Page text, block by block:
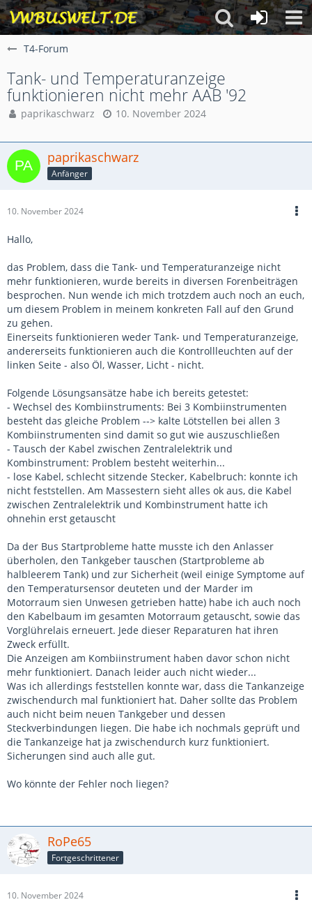
T4-Forum
Tank- und Temperaturanzeige
funktionieren nicht mehr AAB '92
paprikaschwarz 10. November 2024
paprikaschwarz
Anfänger
10. November 2024
Hallo,
das Problem, dass die Tank- und Temperaturanzeige nicht
mehr funktionieren, wurde bereits in diversen Forenbeiträgen
besprochen. Nun wende ich mich trotzdem auch noch an euch,
um diesem Problem in meinem konkreten Fall auf den Grund
zu gehen.
Einerseits funktionieren weder Tank- und Temperaturanzeige,
andererseits funktionieren auch die Kontrollleuchten auf der
linken Seite - also Öl, Wasser, Licht - nicht.
Folgende Lösungsansätze habe ich bereits getestet:
- Wechsel des Kombiinstruments: Bei 3 Kombiinstrumenten
besteht das gleiche Problem --> kalte Lötstellen bei allen 3
Kombiinstrumenten sind damit so gut wie auszuschließen
- Tausch der Kabel zwischen Zentralelektrik und
Kombinstrument: Problem besteht weiterhin...
- lose Kabel, schlecht sitzende Stecker, Kabelbruch: konnte ich
nicht feststellen. Am Massestern sieht alles ok aus, die Kabel
zwischen Zentralelektrik und Kombinstrument hatte ich
ohnehin erst getauscht
Da der Bus Startprobleme hatte musste ich den Anlasser
überholen, den Tankgeber tauschen (Startprobleme ab
halbleerem Tank) und zur Sicherheit (weil einige Symptome auf
den Temperatursensor deuteten und der Marder im
Motorraum sien Unwesen getrieben hatte) habe ich auch noch
den Kabelbaum im gesamten Motorraum getauscht, sowie das
Vorglührelais erneuert. Jede dieser Reparaturen hat ihren
Zweck erfüllt.
Die Anzeigen am Kombiinstrument haben davor schon nicht
mehr funktioniert. Danach leider auch nicht wieder...
Was ich allerdings feststellen konnte war, dass die Tankanzeige
zwischendurch mal funktioniert hat. Daher sollte das Problem
auch nicht beim neuen Tankgeber und dessen
Steckverbindungen liegen. Die habe ich nochmals geprüft und
die Tankanzeige hat ja zwischendurch kurz funktioniert.
Sicherungen sind auch alle gut.
Wo könnte der Fehler noch liegen?
RoPe65
Fortgeschrittener
10. November 2024